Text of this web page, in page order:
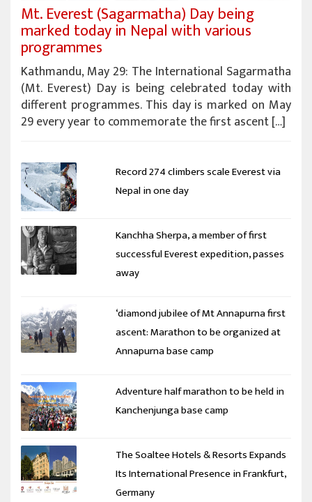
Mt. Everest (Sagarmatha) Day being
marked today in Nepal with various
programmes
Kathmandu, May 29: The International Sagarmatha
(Mt. Everest) Day is being celebrated today with
different programmes. This day is marked on May
29 every year to commemorate the first ascent […]
Record 274 climbers scale Everest via
Nepal in one day
Kanchha Sherpa, a member of first
successful Everest expedition, passes
away
‘diamond jubilee of Mt Annapurna first
ascent: Marathon to be organized at
Annapurna base camp
Adventure half marathon to be held in
Kanchenjunga base camp
The Soaltee Hotels & Resorts Expands
Its International Presence in Frankfurt,
Germany